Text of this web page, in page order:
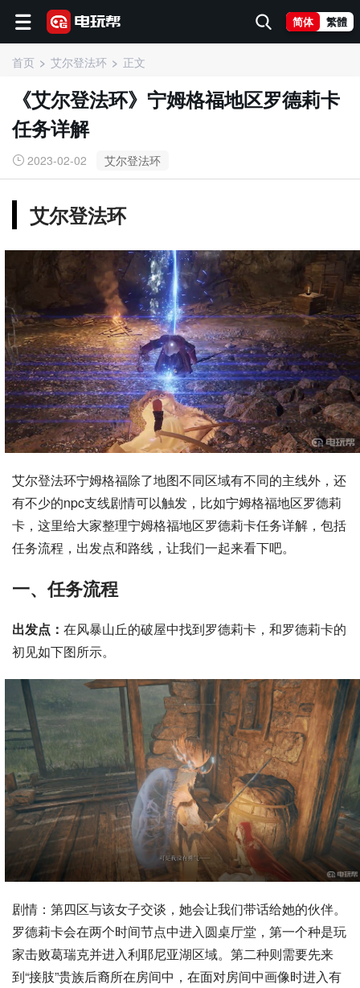
简体 繁體
首页 艾尔登法环 正文
《艾尔登法环》宁姆格福地区罗德莉卡
任务详解
2023-02-02 艾尔登法环
艾尔登法环
艾尔登法环宁姆格福除了地图不同区域有不同的主线外，还
有不少的npc支线剧情可以触发，比如宁姆格福地区罗德莉
卡，这里给大家整理宁姆格福地区罗德莉卡任务详解，包括
任务流程，出发点和路线，让我们一起来看下吧。
一、任务流程
出发点： 在风暴山丘的破屋中找到罗德莉卡，和罗德莉卡的
初见如下图所示。
剧情：第四区与该女子交谈，她会让我们带话给她的伙伴。
罗德莉卡会在两个时间节点中进入圆桌厅堂，第一个种是玩
家击败葛瑞克并进入利耶尼亚湖区域。第二种则需要先来
到“接肢”贵族后裔所在房间中，在面对房间中画像时进入有